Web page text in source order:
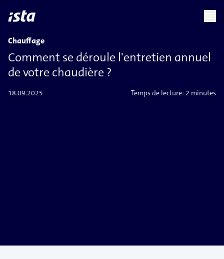
languagechevron_right
Chauffage
Comment se déroule l'entretien annuel
de votre chaudière ?
18.09.2025 Temps de lecture: 2 minutes